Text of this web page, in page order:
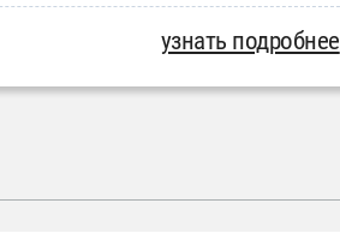
узнать подробнее